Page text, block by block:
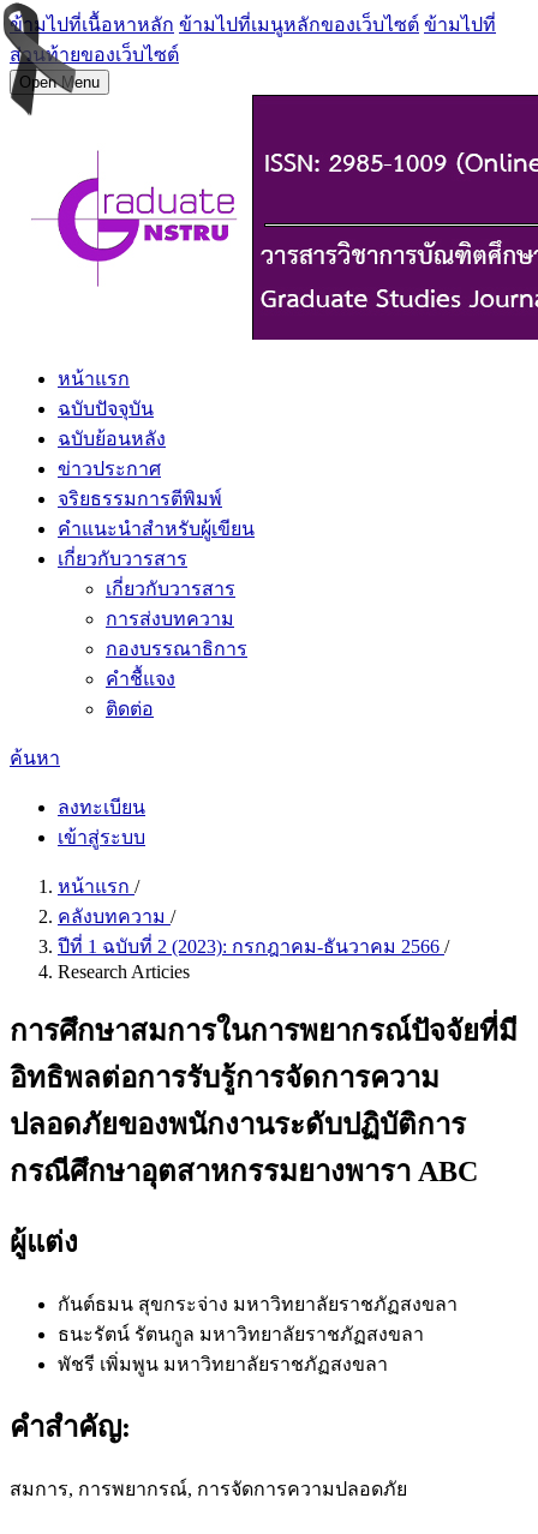
ข้ามไปที่เนื้อหาหลัก ข้ามไปที่เมนูหลักของเว็บไซต์ ข้ามไปที่
ส่วนท้ายของเว็บไซต์
Open Menu
หน้าแรก
ฉบับปัจจุบัน
ฉบับย้อนหลัง
ข่าวประกาศ
จริยธรรมการตีพิมพ์
คำแนะนำสำหรับผู้เขียน
เกี่ยวกับวารสาร
เกี่ยวกับวารสาร
การส่งบทความ
กองบรรณาธิการ
คำชื้แจง
ติดต่อ
ค้นหา
ลงทะเบียน
เข้าสู่ระบบ
หน้าแรก /
คลังบทความ /
ปีที่ 1 ฉบับที่ 2 (2023): กรกฎาคม-ธันวาคม 2566 /
Research Articies
การศึกษาสมการในการพยากรณ์ปัจจัยที่มี
อิทธิพลต่อการรับรู้การจัดการความ
ปลอดภัยของพนักงานระดับปฏิบัติการ
กรณีศึกษาอุตสาหกรรมยางพารา ABC
ผู้แต่ง
กันต์ธมน สุขกระจ่าง มหาวิทยาลัยราชภัฏสงขลา
ธนะรัตน์ รัตนกูล มหาวิทยาลัยราชภัฏสงขลา
พัชรี เพิ่มพูน มหาวิทยาลัยราชภัฏสงขลา
คำสำคัญ:
สมการ, การพยากรณ์, การจัดการความปลอดภัย